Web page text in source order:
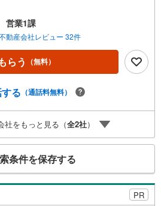
むつ替えができる授乳室も完備お子様
提携駐車場もございます■■■ご来場の
をお願いします■■■「室内・現地を見
ご予約頂くとスムーズ！■現地ご案内■
時間の中でご希望の情報をご案内しま
要時間や内容は下記をご参考ください〇
学（30分～）〇周辺環境のご紹介（30分
なご要望にお応え致します！【コロナウ
中】〇ご入店時の検温とアルコール除
ます〇接客ブースでは、お席の間隔を通
しております〇物件見学用に使い捨てス
手袋をご用意します
営業1課
動産会社レビュー 32件
らう （無料）
る （通話料無料）
社をもっと見る（全2社）
条件を保存する
PR